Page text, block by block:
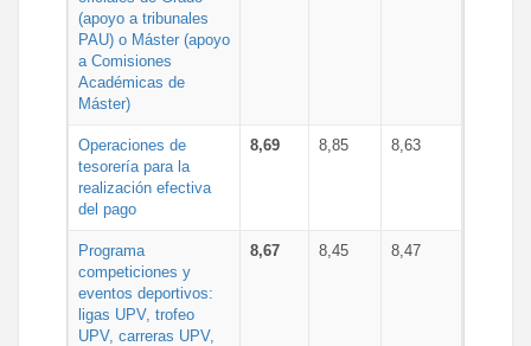
(apoyo a tribunales
PAU) o Máster (apoyo
a Comisiones
Académicas de
Máster)
Operaciones de
tesorería para la
realización efectiva
del pago
8,69 8,85 8,63
Programa
competiciones y
eventos deportivos:
ligas UPV, trofeo
UPV, carreras UPV,
8,67 8,45 8,47